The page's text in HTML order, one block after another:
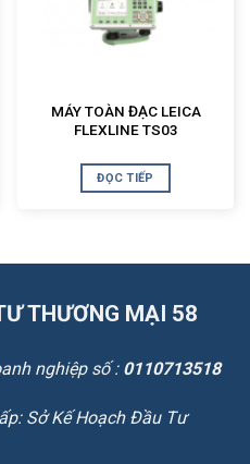
MÁY TOÀN ĐẠC LEICA
FLEXLINE TS03
ĐỌC TIẾP
THƯƠNG MẠI 58
nghiệp số : 0110713518
Sở Kế Hoạch Đầu Tư